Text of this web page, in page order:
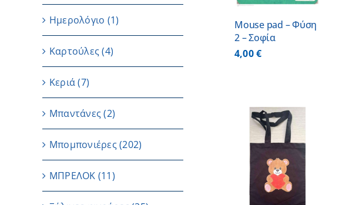
Mouse pad – Φύση
2 – Σοφία
4,00€
ΚΑΛΑΘΙ
ΠΡΟΣΘΗΚΗ ΣΤΟ
ΚΑΛΑΘΙ
ΛΕΠΤΟΜΕΡΕΙΕΣ
Ημερολόγιο (1)
Καρτούλες (4)
Κεριά (7)
Μπαντάνες (2)
Μπομπονιέρες(202)
ΜΠΡΕΛΟΚ (11)